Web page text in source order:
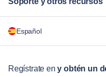
Para las empresas
Servicios para huéspedes
Español
English
Regístrate eny obtén un